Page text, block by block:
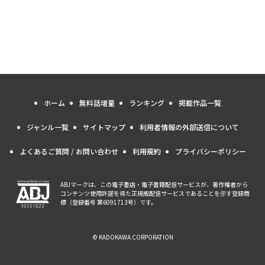
ホーム 無料話増量 ランキング 掲載作品一覧
ジャンル一覧 サイトマップ 利用者情報の外部送信について
よくあるご質問 / お問い合わせ 利用規約 プライバシーポリシー
ABJマークは、この電子書店・電子書籍配信サービスが、著作権者から
コンテンツ使用許諾を得た正規版配信サービスであることを示す登録商
標（登録番号 第6091713号）です。
© KADOKAWA CORPORATION